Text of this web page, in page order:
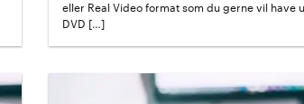
eller Real Video format som du gerne vil have
DVD […]